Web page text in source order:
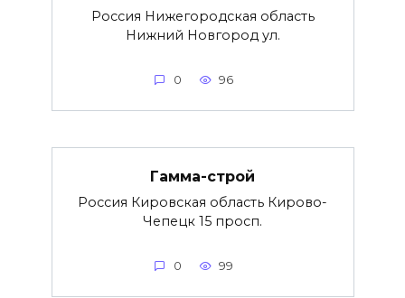
Россия Нижегородская область
Нижний Новгород ул.
0 96
Гамма-строй
Россия Кировская область Кирово-
Чепецк 15 просп.
0 99